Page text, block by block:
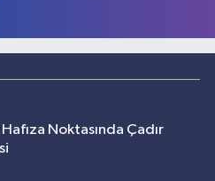
Noktasında Çadır